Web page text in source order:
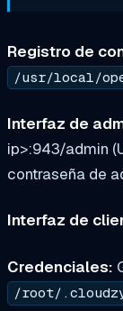
Registro de
/usr/local/
Interfaz de
ip>:943/admin
contraseña de
Interfaz de
Credenciales:
/root/